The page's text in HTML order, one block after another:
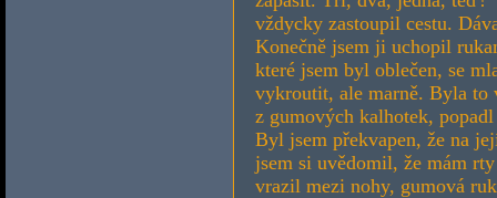
vždycky zastoupil cestu.
Konečně jsem ji uchopil
které jsem byl oblečen, se
vykroutit, ale marně. Byla to
z gumových kalhotek,
Byl jsem překvapen, že na
jsem si uvědomil, že mám
vrazil mezi nohy, gumová